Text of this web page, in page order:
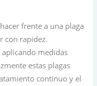
frente a una plaga
con rapidez.
medidas
estas plagas
continuo y el